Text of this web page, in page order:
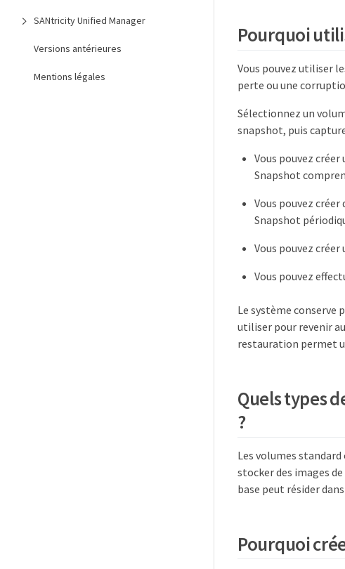
SANtricity Unified Manager
Versions antérieures
Mentions légales
Pourquoi
Vous pouvez utiliser
perte ou une
Sélectionnez un
snapshot, puis
Vous pouvez
Snapshot
Vous pouvez
Snapshot
Vous pouvez
Vous pouvez
Le système conserve
utiliser pour revenir
restauration permet
Quels types
?
Les volumes
stocker des images
base peut résider
Pourquoi